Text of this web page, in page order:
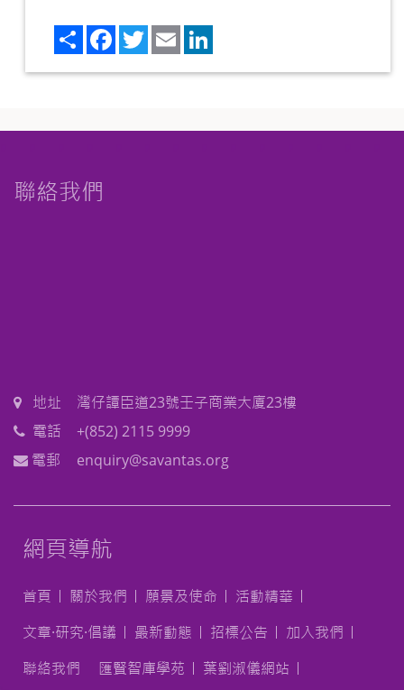
Share FacebookTwitterEmail
聯絡我們
地址
灣仔譚臣道23號壬子商業大廈23樓
電話
+(852) 2115 9999
電郵
enquiry@savantas.org
網頁導航
首頁 關於我們 願景及使命
活動精華
文章·研究·倡議
最新動態 招標公告
加入我們
聯絡我們
匯賢智庫學苑 葉劉淑儀網站